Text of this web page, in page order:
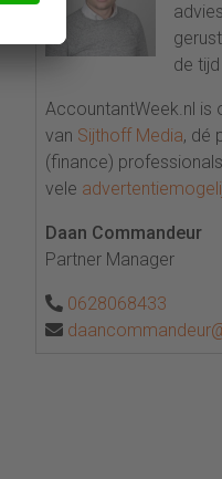
de
AccountantWeek.nl is
van Sijthoff Media, dé
(finance)
vele
Daan Commandeur
Partner Manager
0628068433